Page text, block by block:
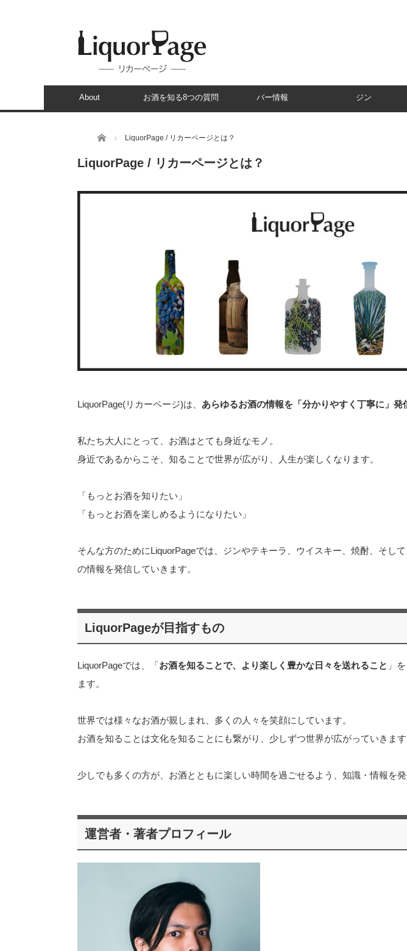
About お酒を知る8つの質問 バー情報 ジン
ホーム LiquorPage / リカーページとは？
LiquorPage / リカーページとは？
LiquorPage(リカーページ)は、 あらゆるお酒の情報を「分かりやすく丁寧に」発
私たち大人にとって、お酒はとても身近なモノ。
身近であるからこそ、知ることで世界が広がり、人生が楽しくなります。
「もっとお酒を知りたい」
「もっとお酒を楽しめるようになりたい」
そんな方のためにLiquorPageでは、ジンやテキーラ、ウイスキー、焼酎、そし
の情報を発信していきます。
LiquorPageが目指すもの
LiquorPageでは、「お酒を知ることで、より楽しく豊かな日々を送れること 」
ます。
世界では様々なお酒が親しまれ、多くの人々を笑顔にしています。
お酒を知ることは文化を知ることにも繋がり、少しずつ世界が広がっていきます
少しでも多くの方が、お酒とともに楽しい時間を過ごせるよう、知識・情報を発
運営者・著者プロフィール